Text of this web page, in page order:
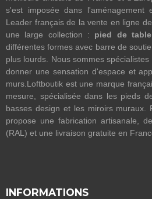
s'est imposée dans l'aménagement
Leader français de la vente en ligne de
une large collection : pied de
différentes formes avec barre de
plus lourds. Nous sommes spécialistes
donner une sensation d'espace et
murs.Loftboutik est une marque
mesure, spécialisée dans les pieds
basses design et les miroirs muraux.
propose une fabrication artisanale,
(RAL) et une livraison gratuite en
INFORMATIONS